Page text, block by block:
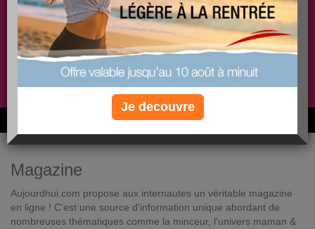
PLUS
EFFICACE
PLUS
SANTÉ
PLUS
COACHING
Non, je préfère le régime gratuit
6M de personnes ont maigri et réappris à manger avec nous
Magazine
Aujourdhui.com propose aux internautes un véritable magazine
en ligne ! C'est une source d'information unique abordant de
nombreuses thématiques comme la minceur, l'univers maman &
Je decouvre